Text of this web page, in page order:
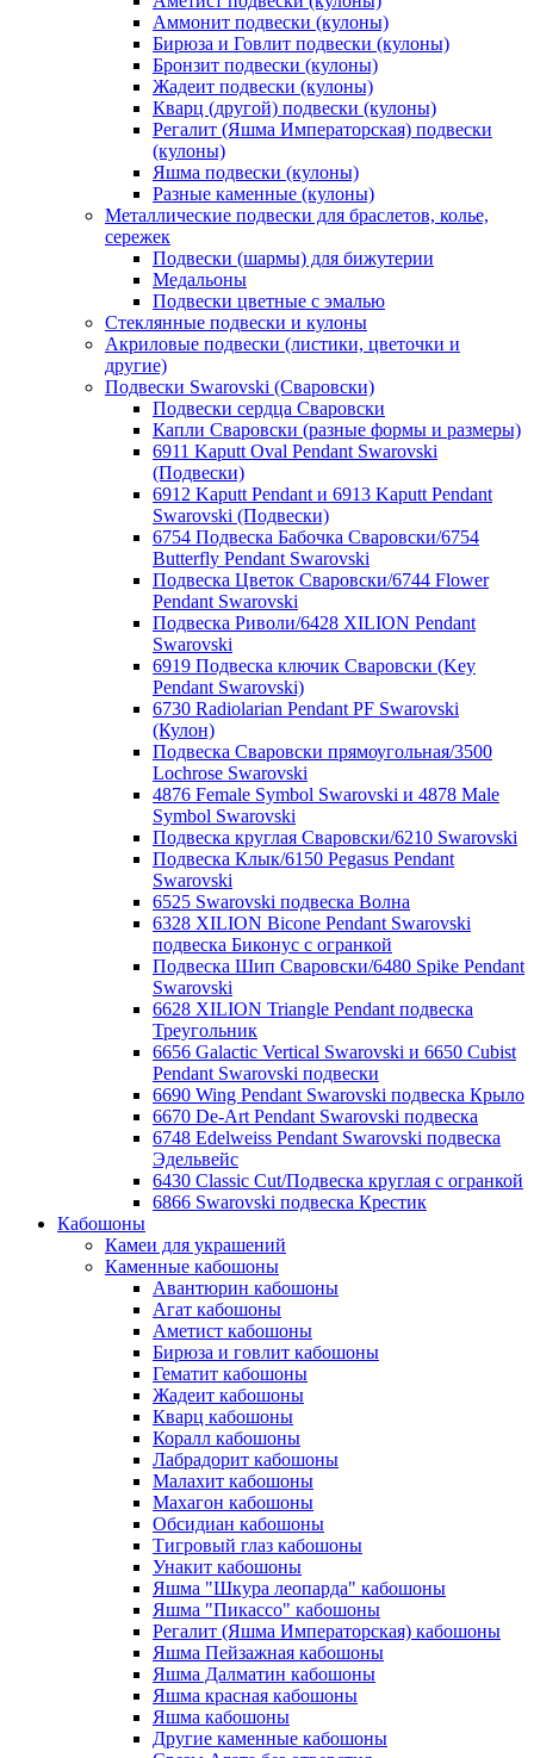
Аммонит подвески (кулоны)
Бирюза и Говлит подвески (кулоны)
Бронзит подвески (кулоны)
Жадеит подвески (кулоны)
Кварц (другой) подвески (кулоны)
Регалит (Яшма Императорская) подвески
(кулоны)
Яшма подвески (кулоны)
Разные каменные (кулоны)
Металлические подвески для браслетов, колье,
сережек
Подвески (шармы) для бижутерии
Медальоны
Подвески цветные с эмалью
Стеклянные подвески и кулоны
Акриловые подвески (листики, цветочки и
другие)
Подвески Swarovski (Сваровски)
Подвески сердца Сваровски
Капли Сваровски (разные формы и размеры)
6911 Kaputt Oval Pendant Swarovski
(Подвески)
6912 Kaputt Pendant и 6913 Kaputt Pendant
Swarovski (Подвески)
6754 Подвеска Бабочка Сваровски/6754
Butterfly Pendant Swarovski
Подвеска Цветок Сваровски/6744 Flower
Pendant Swarovski
Подвеска Риволи/6428 XILION Pendant
Swarovski
6919 Подвеска ключик Сваровски (Key
Pendant Swarovski)
6730 Radiolarian Pendant PF Swarovski
(Кулон)
Подвеска Сваровски прямоугольная/3500
Lochrose Swarovski
4876 Female Symbol Swarovski и 4878 Male
Symbol Swarovski
Подвеска круглая Сваровски/6210 Swarovski
Подвеска Клык/6150 Pegasus Pendant
Swarovski
6525 Swarovski подвеска Волна
6328 XILION Bicone Pendant Swarovski
подвеска Биконус c огранкой
Подвеска Шип Сваровски/6480 Spike Pendant
Swarovski
6628 XILION Triangle Pendant подвеска
Треугольник
6656 Galactic Vertical Swarovski и 6650 Cubist
Pendant Swarovski подвески
6690 Wing Pendant Swarovski подвеска Крыло
6670 De-Art Pendant Swarovski подвеска
6748 Edelweiss Pendant Swarovski подвеска
Эдельвейс
6430 Classic Cut/Подвеска круглая с огранкой
6866 Swarovski подвеска Крестик
Кабошоны
Камеи для украшений
Каменные кабошоны
Авантюрин кабошоны
Агат кабошоны
Аметист кабошоны
Бирюза и говлит кабошоны
Гематит кабошоны
Жадеит кабошоны
Кварц кабошоны
Коралл кабошоны
Лабрадорит кабошоны
Малахит кабошоны
Махагон кабошоны
Обсидиан кабошоны
Тигровый глаз кабошоны
Унакит кабошоны
Яшма "Шкура леопарда" кабошоны
Яшма "Пикассо" кабошоны
Регалит (Яшма Императорская) кабошоны
Яшма Пейзажная кабошоны
Яшма Далматин кабошоны
Яшма красная кабошоны
Яшма кабошоны
Другие каменные кабошоны